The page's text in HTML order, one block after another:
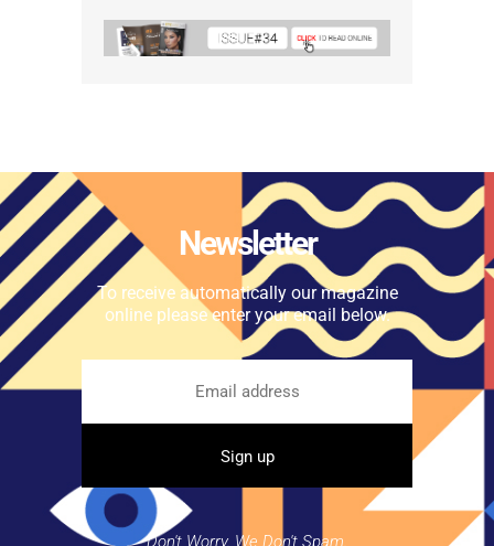
Newsletter
To receive automatically our magazine
online please enter your email below.
Don't Worry. We Don't Spam.